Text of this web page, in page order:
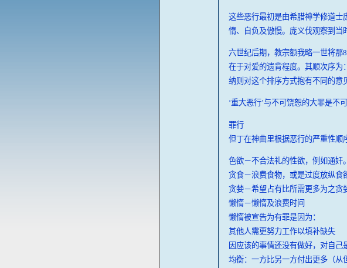
这些恶行最初是由希腊神学修道士
惰、自负及傲慢。庞义伐观察到当
六世纪后期，教宗额我略一世将那
在于对爱的遗背程度。其顺次序
纳则对这个排序方式抱有不同的意
‘重大恶行’与不可饶恕的大罪是不
罪行
但丁在神曲里根据恶行的严重性顺
色欲－不合法礼的性欲，例如通奸
贪食－浪费食物，或是过度放纵食
贪婪－希望占有比所需更多为之贪
懒惰－懒惰及浪费时间
懒惰被宣告为有罪是因为：
其他人需更努力工作以填补缺失
因应该的事情还没有做好，对自己
均衡：一方比另一方付出更多（从